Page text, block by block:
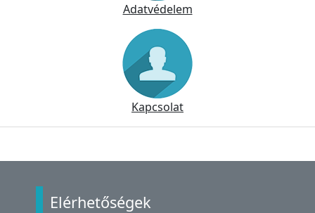
Adatvédelem
Kapcsolat
Elérhetőségek